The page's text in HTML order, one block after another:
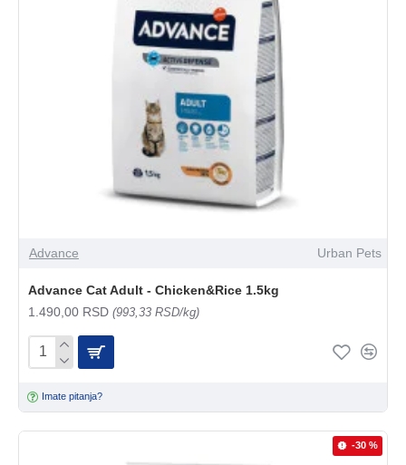
Advance Urban Pets
Advance Cat Adult - Chicken&Rice 1.5kg
1.490,00 RSD (993,33 RSD/kg)
Imate pitanja?
-30 %